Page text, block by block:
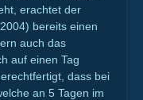
erachtet der
bereits einen
auch das
auf einen Tag
dass bei
an 5 Tagen im